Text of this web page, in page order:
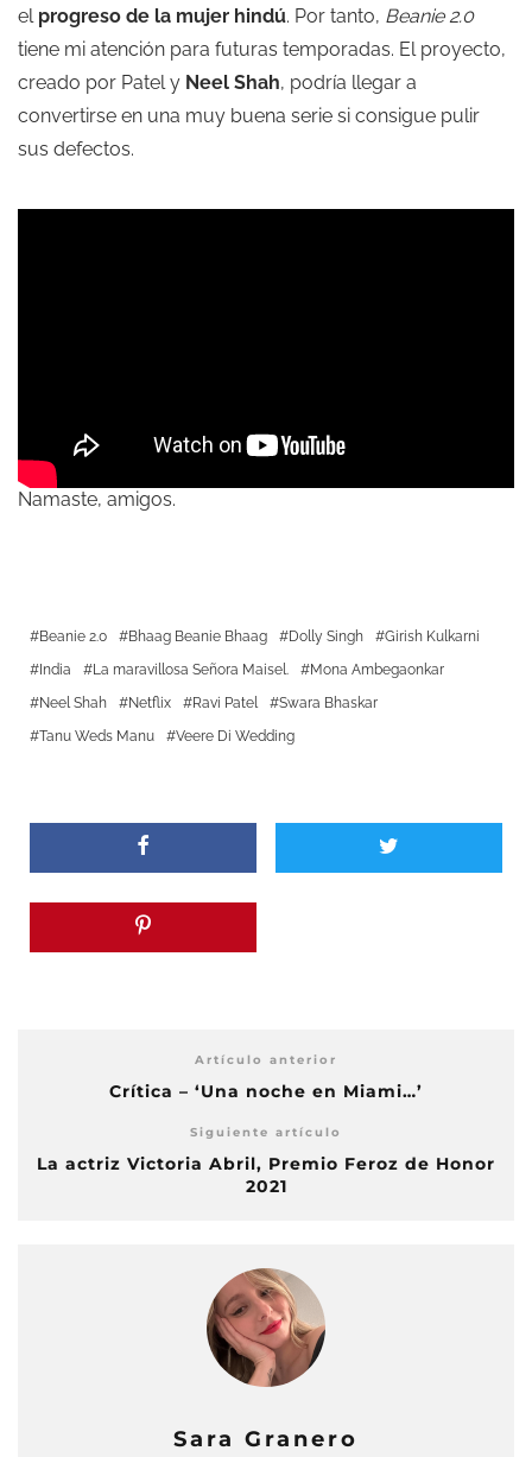
el progreso de la mujer hindú. Por tanto, Beanie 2.0
tiene mi atención para futuras temporadas. El proyecto,
creado por Patel y Neel Shah, podría llegar a
convertirse en una muy buena serie si consigue pulir
sus defectos.
Namaste, amigos.
Beanie 2.0 Bhaag Beanie Bhaag Dolly Singh
Girish Kulkarni
India
La maravillosa Señora Maisel.
Mona Ambegaonkar
Neel Shah
Netflix Ravi Patel
Swara Bhaskar
Tanu Weds Manu
Veere Di Wedding
Artículo anterior
Crítica – ‘Una noche en Miami…’
Siguiente artículo
La actriz Victoria Abril, Premio Feroz de Honor
2021
Sara Granero